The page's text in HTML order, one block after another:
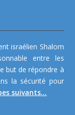
israélien Shalom
entre les
but de répondre à
la sécurité pour
suivants...